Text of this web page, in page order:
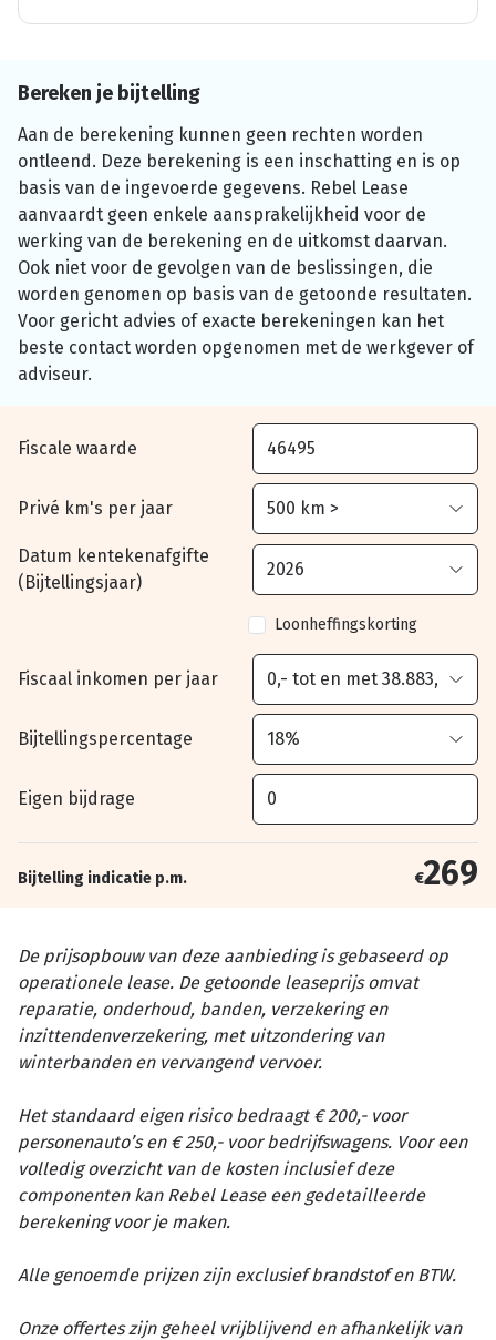
Bereken je bijtelling
Aan de berekening kunnen geen rechten worden
ontleend. Deze berekening is een inschatting en is op
basis van de ingevoerde gegevens. Rebel Lease
aanvaardt geen enkele aansprakelijkheid voor de
werking van de berekening en de uitkomst daarvan.
Ook niet voor de gevolgen van de beslissingen, die
worden genomen op basis van de getoonde resultaten.
Voor gericht advies of exacte berekeningen kan het
beste contact worden opgenomen met de werkgever of
adviseur.
Fiscale waarde
Privé km's per jaar
Datum kentekenafgifte
(Bijtellingsjaar)
Loonheffingskorting
Fiscaal inkomen per jaar
Bijtellingspercentage
Eigen bijdrage
Bijtelling indicatie p.m. €269
De prijsopbouw van deze aanbieding is gebaseerd op
operationele lease. De getoonde leaseprijs omvat
reparatie, onderhoud, banden, verzekering en
inzittendenverzekering, met uitzondering van
winterbanden en vervangend vervoer.
Het standaard eigen risico bedraagt € 200,- voor
personenauto’s en € 250,- voor bedrijfswagens. Voor een
volledig overzicht van de kosten inclusief deze
componenten kan Rebel Lease een gedetailleerde
berekening voor je maken.
Alle genoemde prijzen zijn exclusief brandstof en BTW.
Onze offertes zijn geheel vrijblijvend en afhankelijk van